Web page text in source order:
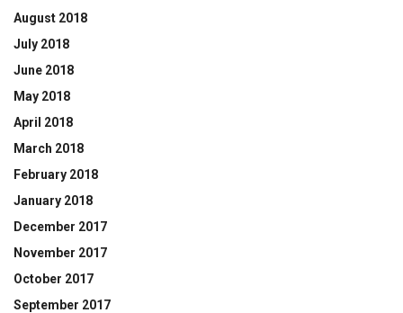
August 2018
July 2018
June 2018
May 2018
April 2018
March 2018
February 2018
January 2018
December 2017
November 2017
October 2017
September 2017